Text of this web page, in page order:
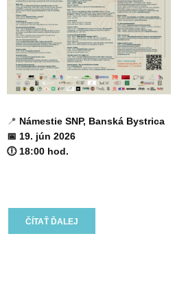
📍 Námestie SNP, Banská Bystrica
📅 19. jún 2026
🕕 18:00 hod.
ČÍTAŤ ĎALEJ